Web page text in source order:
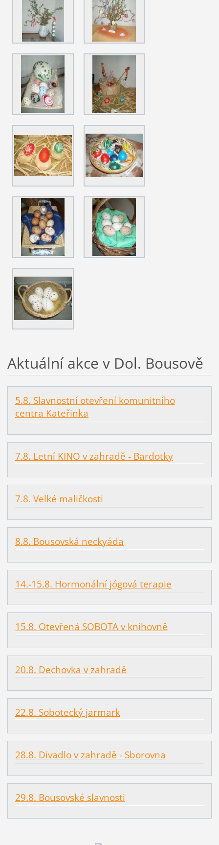
Aktuální akce v Dol. Bousově
5.8. Slavnostní otevření komunitního
centra Kateřinka
7.8. Letní KINO v zahradě - Bardotky
7.8. Velké maličkosti
8.8. Bousovská neckyáda
14.-15.8. Hormonální jógová terapie
15.8. Otevřená SOBOTA v knihovně
20.8. Dechovka v zahradě
22.8. Sobotecký jarmark
28.8. Divadlo v zahradě - Sborovna
29.8. Bousovské slavnosti